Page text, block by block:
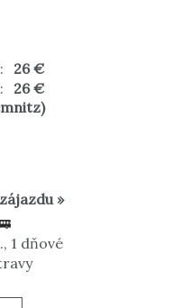
26 €
26 €
»
1 dňové